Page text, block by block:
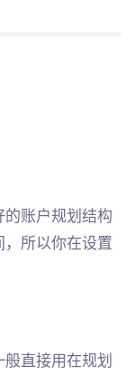
账户规划结构
所以你在设置
直接用在规划